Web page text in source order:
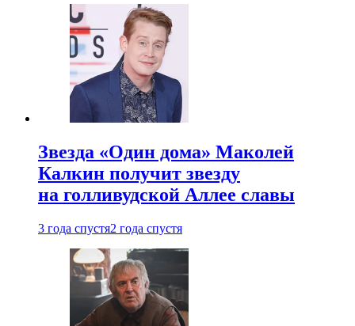
Звезда «Один дома» Маколей
Калкин получит звезду
на голливудской Аллее славы
3 года спустя2 года спустя